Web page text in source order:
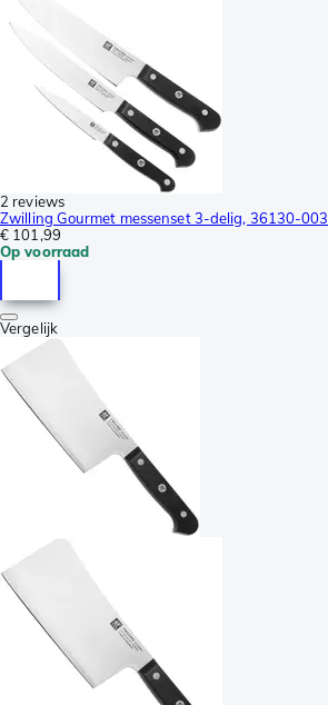
2 reviews
Zwilling Gourmet messenset 3-delig, 36130-003
€ 101,99
Op voorraad
Vergelijk